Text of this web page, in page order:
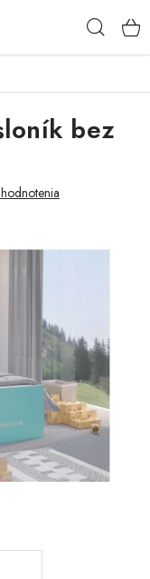
od Zákaznikov
bez